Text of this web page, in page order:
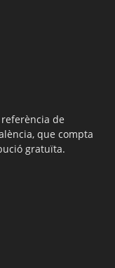
de
que compta
gratuïta.